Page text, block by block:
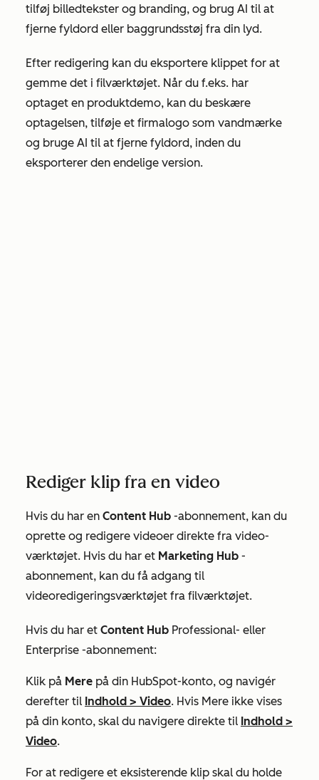
tilføj billedtekster og branding, og brug AI til at
fjerne fyldord eller baggrundsstøj fra din lyd.
Efter redigering kan du eksportere klippet for at
gemme det i filværktøjet. Når du f.eks. har
optaget en produktdemo, kan du beskære
optagelsen, tilføje et firmalogo som vandmærke
og bruge AI til at fjerne fyldord, inden du
eksporterer den endelige version.
Rediger klip fra en video
Hvis du har en Content Hub -abonnement, kan du
oprette og redigere videoer direkte fra video-
værktøjet. Hvis du har et Marketing Hub -
abonnement, kan du få adgang til
videoredigeringsværktøjet fra filværktøjet.
Hvis du har et Content Hub Professional- eller
Enterprise -abonnement:
Klik på Mere på din HubSpot-konto, og navigér
derefter til Indhold > Video. Hvis Mere ikke vises
på din konto, skal du navigere direkte til Indhold >
Video.​
For at redigere et eksisterende klip skal du holde